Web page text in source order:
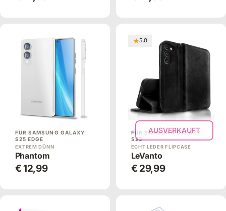
FÜR SAMSUNG GALAXY
S25 EDGE
EXTREM DÜNN
Phantom
€ 12,99
5.0
AUSVERKAUFT
FÜR SAMSUNG GALAXY
S23
ECHT LEDER FLIPCASE
LeVanto
€ 29,99